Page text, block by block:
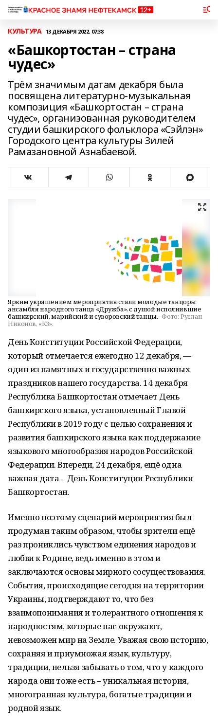
КУЛЬТУРА 13 ДЕКАБРЯ 2022, 07:38
«Башкортостан – страна
чудес»
Трём значимым датам декабря была
посвящена литературно-музыкальная
композиция «Башкортостан – страна
чудес», организованная руководителем
студии башкирского фольклора «Сэйлэн»
Городского центра культуры Зилей
Рамазановной Азнабаевой.
Ярким украшением мероприятия стали молодые танцоры
ансамбля народного танца «Дружба», с душой исполнившие
башкирский, марийский и суворовский танцы. Фото: Руслан
Никонов, «КЗ».
День Конституции Российской Федерации,
который отмечается ежегодно 12 декабря, —
один из памятных и государственно важных
праздников нашего государства. 14 декабря
Республика Башкортостан отмечает День
башкирского языка, установленный Главой
Республики в 2019 году с целью сохранения и
развития башкирского языка как поддержание
языкового многообразия народов Российской
Федерации. Впереди, 24 декабря, ещё одна
важная дата - День Конституции Республики
Башкортостан.
Именно поэтому сценарий мероприятия был
продуман таким образом, чтобы зрители ещё
раз прониклись чувством единения народов и
любви к Родине, ведь именно в этом и
заключаются основы мирного сосуществования.
События, происходящие сегодня на территории
Украины, подтверждают то, что без
взаимопонимания и толерантного отношения к
народностям, которые нас окружают,
невозможен мир на Земле. Уважая свою историю,
сохраняя и приумножая язык, культуру,
традиции, нельзя забывать о том, что у каждого
народа они тоже есть – уникальная история,
многогранная культура, богатые традиции и
родной язык.